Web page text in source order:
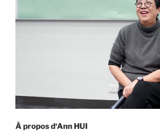
À propos d‘Ann HUI